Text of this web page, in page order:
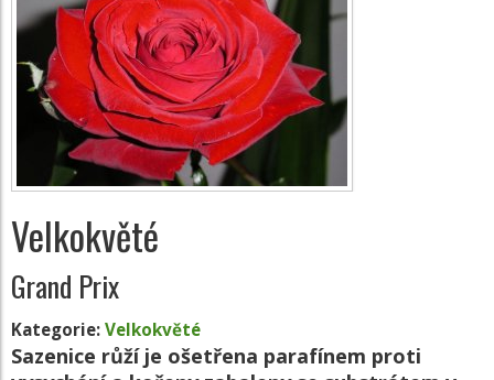
Velkokvěté
Grand Prix
Kategorie: Velkokvěté
Sazenice růží je ošetřena parafínem proti